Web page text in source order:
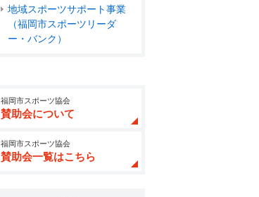
地域スポーツサポート事業
（福岡市スポーツリーダ
ー・バンク）
福岡市スポーツ協会
賛助会について
福岡市スポーツ協会
賛助会一覧はこちら